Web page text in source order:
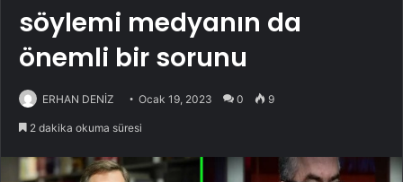
söylemi medyanın da
önemli bir sorunu
ERHAN DENİZ Ocak 19, 2023 0 9
2 dakika okuma süresi